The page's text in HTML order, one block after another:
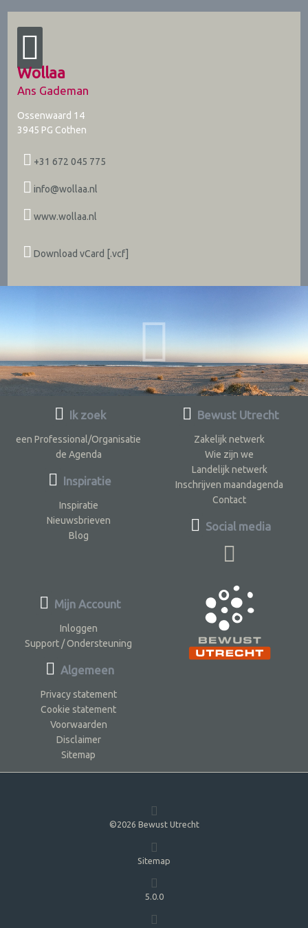
Wollaa
Ans Gademan
Ossenwaard 14
3945 PG Cothen
+31 672 045 775
info@wollaa.nl
www.wollaa.nl
Download vCard [.vcf]
Ik zoek
een Professional/Organisatie
de Agenda
Inspiratie
Inspiratie
Nieuwsbrieven
Blog
Bewust Utrecht
Zakelijk netwerk
Wie zijn we
Landelijk netwerk
Inschrijven maandagenda
Contact
Social media
Mijn Account
Inloggen
Support / Ondersteuning
Algemeen
Privacy statement
Cookie statement
Voorwaarden
Disclaimer
Sitemap
©2026 Bewust Utrecht
Sitemap
5.0.0